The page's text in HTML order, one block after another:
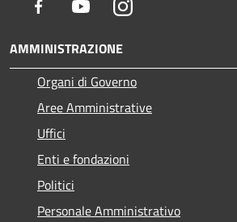
Facebook YoutubeInstagram
AMMINISTRAZIONE
Organi di Governo
Aree Amministrative
Uffici
Enti e fondazioni
Politici
Personale Amministrativo